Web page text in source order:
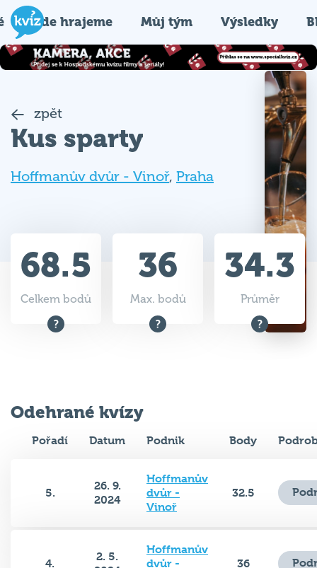
Kde hrajeme Můj tým Výsledky
zpět
Kus sparty
Hoffmanův dvůr - Vinoř, Praha
68.5
Celkem bodů
36
Max. bodů
34.3
Průměr
Odehrané kvízy
Pořadí Datum Podnik Body
5.
26. 9.
2024
Hoffmanův
dvůr -
Vinoř
32.5
4.
2. 5.
Hoffmanův
dvůr -
36